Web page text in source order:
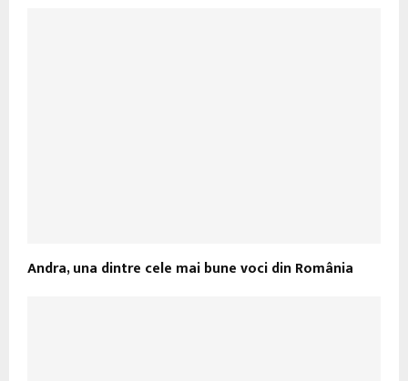
Andra, una dintre cele mai bune voci din România